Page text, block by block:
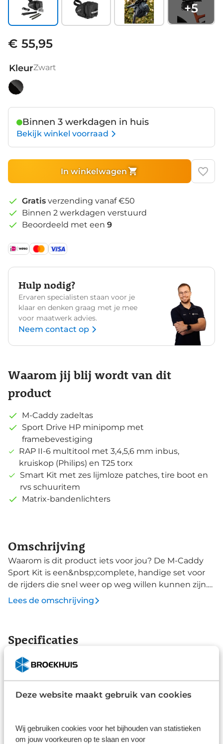
Deze website maakt gebruik van cookies
Wij gebruiken cookies voor het bijhouden van statistieken
om jouw voorkeuren op te slaan en voor
+5
€ 55,95
KleurZwart
Binnen 3 werkdagen in huis
Bekijk winkel voorraad
In winkelwagen
Gratis verzending vanaf €50
Binnen 2 werkdagen verstuurd
Beoordeeld met een 9
Hulp nodig?
Ervaren specialisten staan voor je
klaar en denken graag met je mee
voor maatwerk advies.
Neem contact op
Waarom jij blij wordt van dit
product
M-Caddy zadeltas
Sport Drive HP minipomp met
framebevestiging
RAP II-6 multitool met 3,4,5,6 mm inbus,
kruiskop (Philips) en T25 torx
Smart Kit met zes lijmloze patches, tire boot en
rvs schuuritem
Matrix-bandenlichters
Omschrijving
Waarom is dit product iets voor jou? De M-Caddy
Sport Kit is een&nbsp;complete, handige set voor
de rijders die snel weer op weg willen kunnen zijn.
Het bevat alle noodzakelijke spullen om snel een
handige M-Caddy zadeltas die netjes onder jouw
fietszadel past. De M-Caddy is een middelgrote,
wigvormige zadeltas. Hij is gemaakt van duurzaam
geweven nylon en heeft een groot hoofdvak met
gelabelde organisatievakken en een subvak voor
zadelrails en zadelpen. De reflecterende logo's en
lus vergroten de zichtbaarheid 's nachts en de
Lees de omschrijving
Specificaties
Lezyne
Alle specificaties